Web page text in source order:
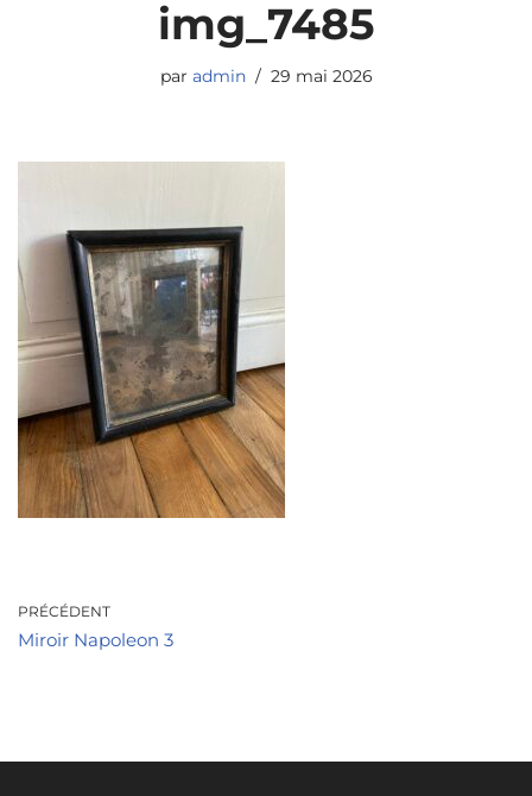
img_7485
par admin 29 mai 2026
PRÉCÉDENT
Miroir Napoleon 3